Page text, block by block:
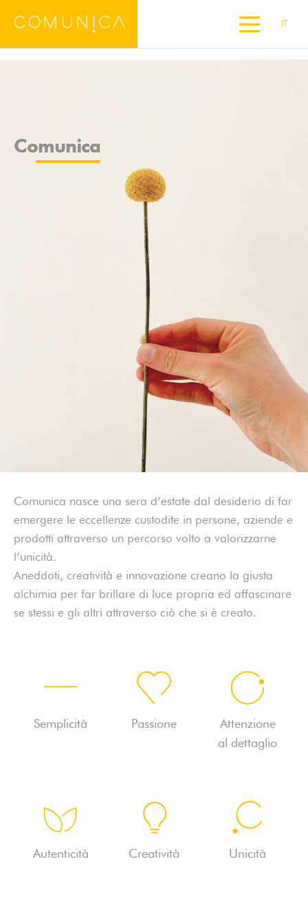
Comunica
Comunica
Comunica nasce una sera d’estate dal desiderio di far
emergere le eccellenze custodite in persone, aziende e
prodotti attraverso un percorso volto a valorizzarne
l’unicità.
Aneddoti, creatività e innovazione creano la giusta
alchimia per far brillare di luce propria ed affascinare
se stessi e gli altri attraverso ciò che si è creato.
Semplicità Passione
Attenzione
al dettaglio
Autenticità Creatività Unicità